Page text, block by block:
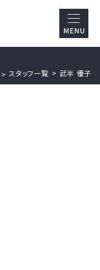
スタッフ一覧 武半 優子